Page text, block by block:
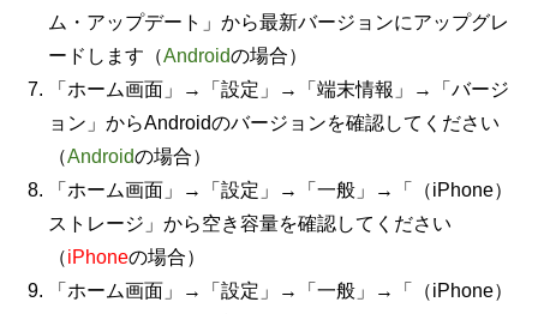
ム・アップデート」から最新バージョンにアップグレ
ードします（Androidの場合）
「ホーム画面」→「設定」→「端末情報」→「バージ
ョン」からAndroidのバージョンを確認してください
（Androidの場合）
「ホーム画面」→「設定」→「一般」→「（iPhone）
ストレージ」から空き容量を確認してください
（iPhoneの場合）
「ホーム画面」→「設定」→「一般」→「（iPhone）